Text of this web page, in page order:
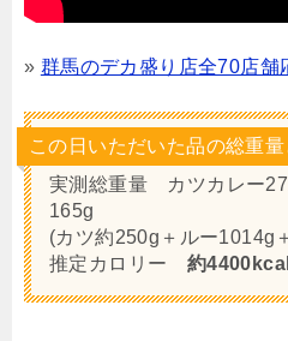
» 群馬のデカ盛り店全70店舗
この日いただいた品の総重
実測総重量 カツカレー
165g
(カツ約250g＋ルー1014g
推定カロリー 約4400kcal